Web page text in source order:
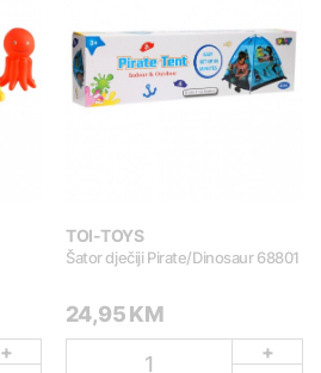
+
TOI-TOYS
Šator dječiji Pirate/Dinosaur 68801
24,95 KM
1
+